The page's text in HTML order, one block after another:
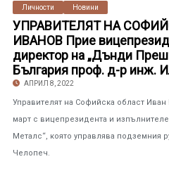
Личности Новини
УПРАВИТЕЛЯТ НА
ИВАНОВ Прие
директор на „Дънди
България проф. д-р инж.
АПРИЛ 8, 2022
Управителят на Софийска област
март с вицепрезидента и
Металс“, която управлява подземния
Челопеч.